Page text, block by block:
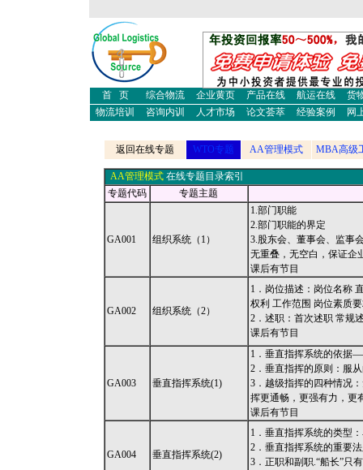
物流论文
物流案例
企业黄
保温箱
环球论坛
医药保
美女
房产论坛
教育培
旅游论坛
生活时尚
情感天
首 页
综合物流 企业黄页 产品在线 航运在线
货
物流培训
咨询内训 人才市场 论文荟萃 经验案例 网
返回在线专题 WTO专题 AA管理模式 MBA高级
AA管理模式 在线专题目录索引
专题代码
专题主题
GA001 组织系统（1）
1.部门职能
2.部门职能的界定
3.股东会、董事会、监事
无重叠，无空白，保证企
课后有节目
GA002 组织系统（2）
1．岗位描述：岗位名称
权利 工作范围 岗位素质
2．述职：首次述职 常规
课后有节目
GA003 垂直指挥系统(1)
1．垂直指挥系统的依据
2．垂直指挥的原则：服
3．越级指挥的四种情况
挥更通畅，更强有力，更
课后有节目
GA004 垂直指挥系统(2)
1．垂直指挥系统的类型
2．垂直指挥系统的重要
3．正职和副职.“船长”只